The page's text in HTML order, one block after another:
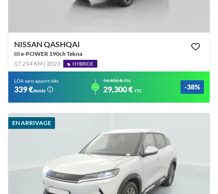
NISSAN QASHQAI
III e-POWER 190ch Tekna
17,214 KM | 2023
HYBRIDE
LOA sans apport dès
339 €/mois
ou
46,950 €TTC
29,300 € TTC -38%
EN ARRIVAGE